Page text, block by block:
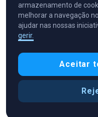
Cryptocurrency in Every
Preferências de cookies
armazenamento de
melhorar a navegação
ajudar nas nossas
gerir.
Aceitar